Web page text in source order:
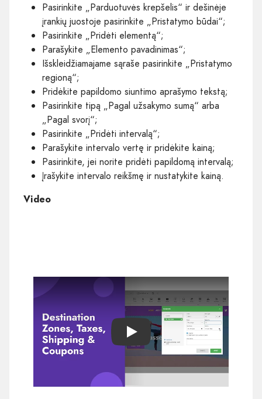
Pasirinkite „Parduotuvės krepšelis“ ir dešinėje
įrankių juostoje pasirinkite „Pristatymo būdai“;
Pasirinkite „Pridėti elementą“;
Parašykite „Elemento pavadinimas“;
Išskleidžiamajame sąraše pasirinkite „Pristatymo
regioną“;
Pridėkite papildomo siuntimo aprašymo tekstą;
Pasirinkite tipą „Pagal užsakymo sumą“ arba
„Pagal svorį“;
Pasirinkite „Pridėti intervalą“;
Parašykite intervalo vertę ir pridėkite kainą;
Pasirinkite, jei norite pridėti papildomą intervalą;
Įrašykite intervalo reikšmę ir nustatykite kainą.
Video
Play